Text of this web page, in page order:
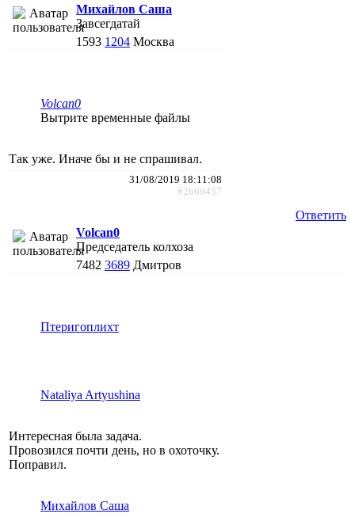
Михайлов Саша
Завсегдатай
1593 1204 Москва
Volcan0
Вытрите временные файлы
Так уже. Иначе бы и не спрашивал.
31/08/2019 18:11:08
#2669457
Ответить
Volcan0
Председатель колхоза
7482 3689 Дмитров
Птеригоплихт
Nataliya Artyushina
Интересная была задача.
Провозился почти день, но в охоточку.
Поправил.
Михайлов Саша